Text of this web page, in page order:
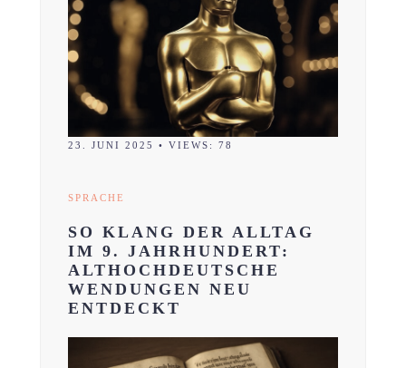
23. JUNI 2025 • VIEWS: 78
SPRACHE
SO KLANG DER ALLTAG
IM 9. JAHRHUNDERT:
ALTHOCHDEUTSCHE
WENDUNGEN NEU
ENTDECKT